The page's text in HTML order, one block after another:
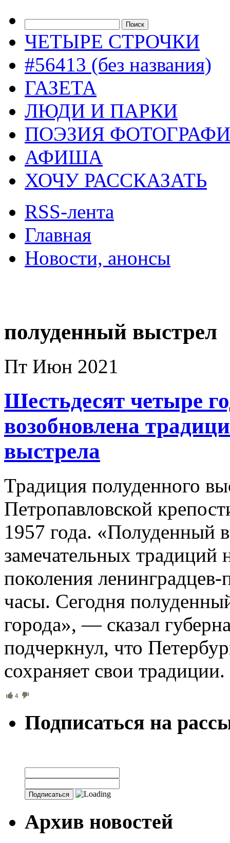
ЧЕТЫРЕ СТРОЧКИ
#56413 (без названия)
ГАЗЕТА
ЛЮДИ И ПАРКИ
ПОЭЗИЯ
АФИША
ХОЧУ РАССКАЗАТЬ
RSS-лента
Главная
Новости, анонсы
полуденный выстрел
Пт Июн 2021
Шестьдесят четыре
возобновлена
выстрела
Традиция полуденного
Петропавловской
1957 года. «Полуденный
замечательных
поколения
часы. Сегодня
города», — сказал
подчеркнул, что
сохраняет свои
4
Подписаться на
Архив новостей